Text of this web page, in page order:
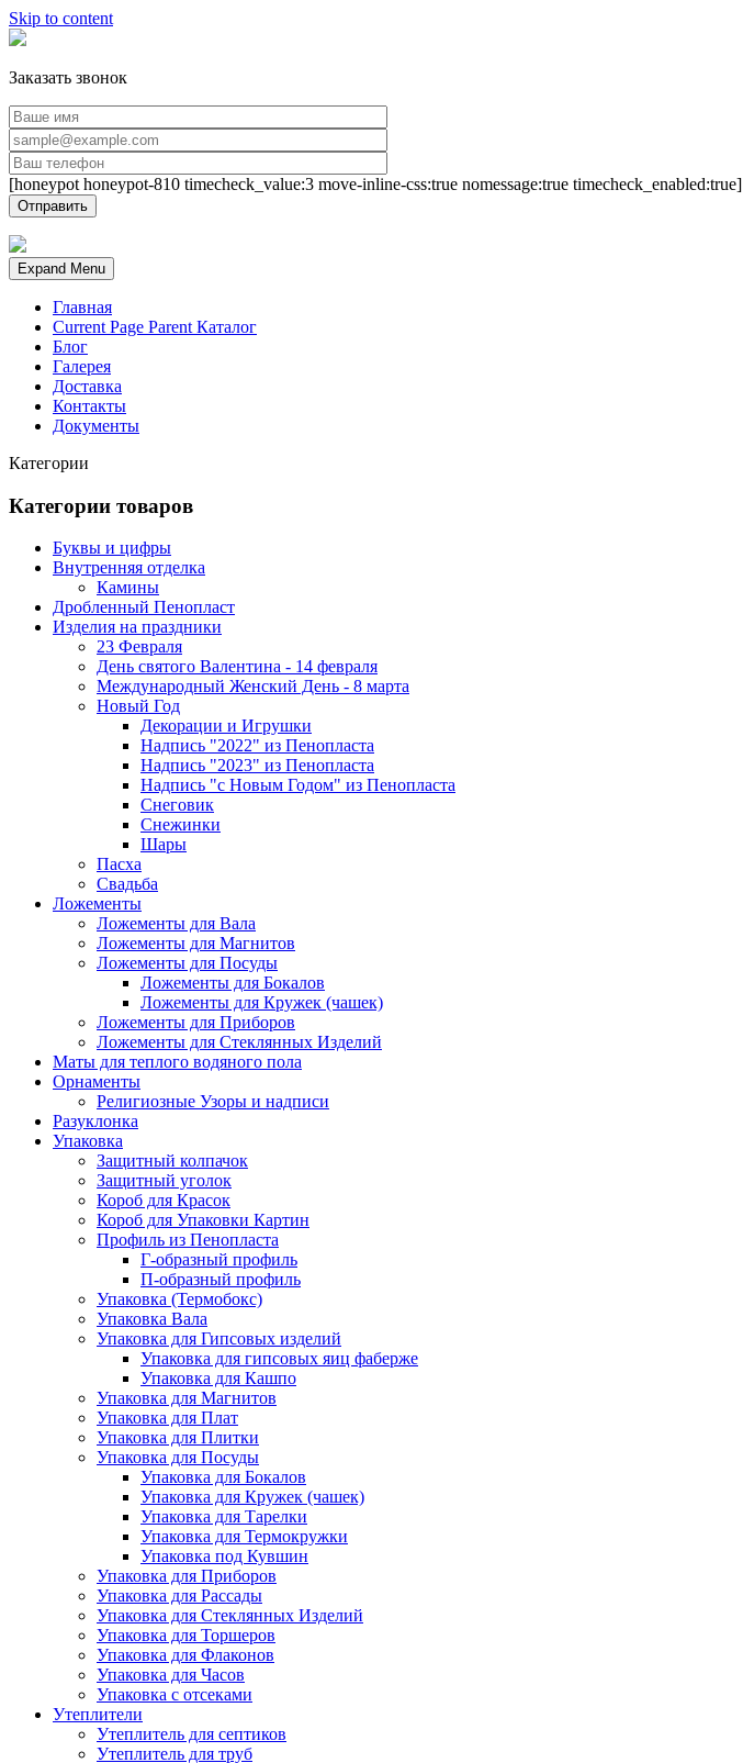
Skip to content
Заказать звонок
[honeypot honeypot-810 timecheck_value:3 move-inline-css:true nomessage:true timecheck_enabled:true]
Expand Menu
Главная
Current Page Parent Каталог
Блог
Галерея
Доставка
Контакты
Документы
Категории
Категории товаров
Буквы и цифры
Внутренняя отделка
Камины
Дробленный Пенопласт
Изделия на праздники
23 Февраля
День святого Валентина - 14 февраля
Международный Женский День - 8 марта
Новый Год
Декорации и Игрушки
Надпись "2022" из Пенопласта
Надпись "2023" из Пенопласта
Надпись "с Новым Годом" из Пенопласта
Снеговик
Снежинки
Шары
Пасха
Свадьба
Ложементы
Ложементы для Вала
Ложементы для Магнитов
Ложементы для Посуды
Ложементы для Бокалов
Ложементы для Кружек (чашек)
Ложементы для Приборов
Ложементы для Стеклянных Изделий
Маты для теплого водяного пола
Орнаменты
Религиозные Узоры и надписи
Разуклонка
Упаковка
Защитный колпачок
Защитный уголок
Короб для Красок
Короб для Упаковки Картин
Профиль из Пенопласта
Г-образный профиль
П-образный профиль
Упаковка (Термобокс)
Упаковка Вала
Упаковка для Гипсовых изделий
Упаковка для гипсовых яиц фаберже
Упаковка для Кашпо
Упаковка для Магнитов
Упаковка для Плат
Упаковка для Плитки
Упаковка для Посуды
Упаковка для Бокалов
Упаковка для Кружек (чашек)
Упаковка для Тарелки
Упаковка для Термокружки
Упаковка под Кувшин
Упаковка для Приборов
Упаковка для Рассады
Упаковка для Стеклянных Изделий
Упаковка для Торшеров
Упаковка для Флаконов
Упаковка для Часов
Упаковка с отсеками
Утеплители
Утеплитель для септиков
Утеплитель для труб